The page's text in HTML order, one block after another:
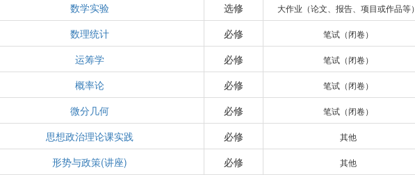
数学实验 选修 大作业（论文、报告、项目或作品等）
数理统计 必修 笔试（闭卷）
运筹学 必修 笔试（闭卷）
概率论 必修 笔试（闭卷）
微分几何 必修 笔试（闭卷）
思想政治理论课实践 必修 其他
形势与政策(讲座) 必修 其他